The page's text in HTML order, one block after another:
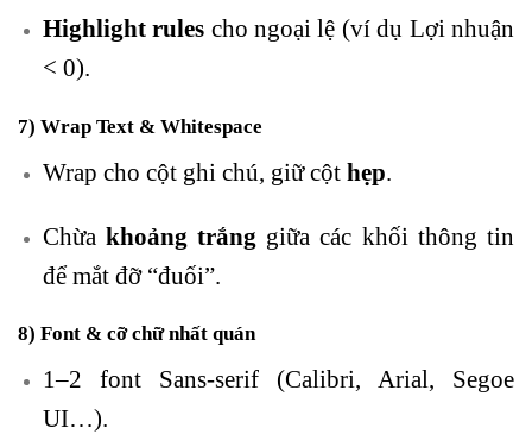
Highlight rules cho ngoại lệ (ví dụ Lợi nhuận
< 0).
7) Wrap Text & Whitespace
Wrap cho cột ghi chú, giữ cột hẹp.
Chừa khoảng trắng giữa các khối thông tin
để mắt đỡ “đuối”.
8) Font & cỡ chữ nhất quán
1–2 font Sans-serif (Calibri, Arial, Segoe
UI…).